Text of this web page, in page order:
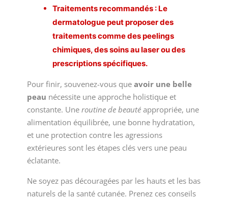
Traitements recommandés : Le
dermatologue peut proposer des
traitements comme des peelings
chimiques, des soins au laser ou des
prescriptions spécifiques.
Pour finir, souvenez-vous que avoir une belle
peau nécessite une approche holistique et
constante. Une routine de beautéappropriée, une
alimentation équilibrée, une bonne hydratation,
et une protection contre les agressions
extérieures sont les étapes clés vers une peau
éclatante.
Ne soyez pas découragées par les hauts et les bas
naturels de la santé cutanée. Prenez ces conseils